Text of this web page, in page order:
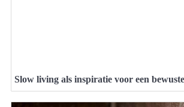
Slow living als inspiratie voor een